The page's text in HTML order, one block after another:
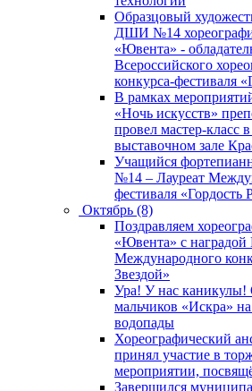
Образцовый
ДШИ №14
«Ювента» -
Всероссийского
конкурса-фестиваля
В рамках
«Ночь искусств»
провел мастер-класс
выставочном зале
Учащийся
№14 – Лауреат
фестиваля «Гордость
Октябрь (8)
Поздравляем
«Ювента» с наградой
Международного
Звездой»
Ура! У нас каникулы!
мальчиков «Искра»
водопады
Хореографический
принял участие в
мероприятии,
Завершился